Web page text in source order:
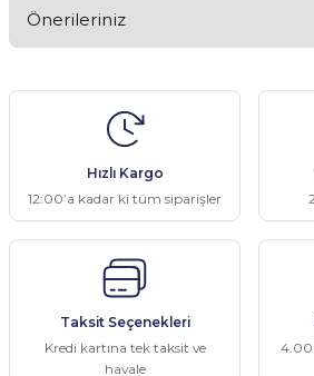
Önerileriniz
konularda yetersiz gördüğünüz noktaları
tarafımıza iletebilirsiniz.
Görüş ve önerileriniz için teşekkür ederiz.
Ürün resmi kalitesiz, bozuk veya
Ürün bilgilerinde hatalar bulunuyor.
Ürün fiyatı diğer sitelerden daha pahalı.
Bu ürüne benzer farklı alternatifler olmalı.
Hızlı Kargo
12:00’a kadar ki tüm siparişler
Taksit Seçenekleri
Kredi kartına tek taksit ve
havale